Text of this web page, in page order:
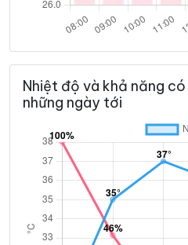
Nhiệt độ và khả năng có
những ngày tới